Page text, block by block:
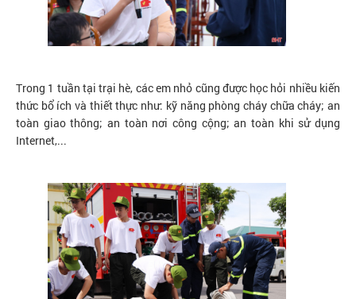
Trong 1 tuần tại trại hè, các em nhỏ cũng được học hỏi nhiều kiến
thức bổ ích và thiết thực như: kỹ năng phòng cháy chữa cháy; an
toàn giao thông; an toàn nơi công cộng; an toàn khi sử dụng
Internet,...